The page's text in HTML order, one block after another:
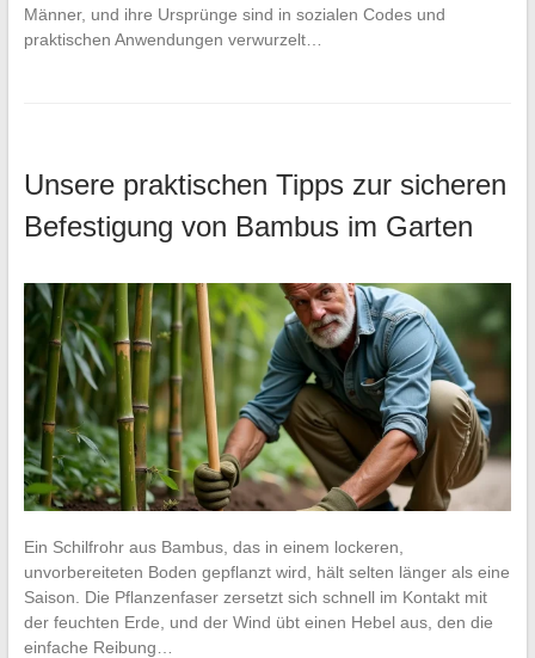
Männer, und ihre Ursprünge sind in sozialen Codes und
praktischen Anwendungen verwurzelt…
Unsere praktischen Tipps zur sicheren
Befestigung von Bambus im Garten
Ein Schilfrohr aus Bambus, das in einem lockeren,
unvorbereiteten Boden gepflanzt wird, hält selten länger als eine
Saison. Die Pflanzenfaser zersetzt sich schnell im Kontakt mit
der feuchten Erde, und der Wind übt einen Hebel aus, den die
einfache Reibung…